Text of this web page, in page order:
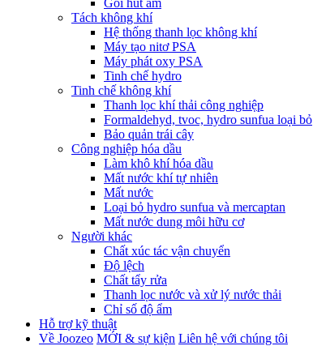
Gói hút ẩm
Tách không khí
Hệ thống thanh lọc không khí
Máy tạo nitơ PSA
Máy phát oxy PSA
Tinh chế hydro
Tinh chế không khí
Thanh lọc khí thải công nghiệp
Formaldehyd, tvoc, hydro sunfua loại bỏ
Bảo quản trái cây
Công nghiệp hóa dầu
Làm khô khí hóa dầu
Mất nước khí tự nhiên
Mất nước
Loại bỏ hydro sunfua và mercaptan
Mất nước dung môi hữu cơ
Người khác
Chất xúc tác vận chuyển
Độ lệch
Chất tẩy rửa
Thanh lọc nước và xử lý nước thải
Chỉ số độ ẩm
Hỗ trợ kỹ thuật
Về Joozeo MỚI & sự kiện Liên hệ với chúng tôi